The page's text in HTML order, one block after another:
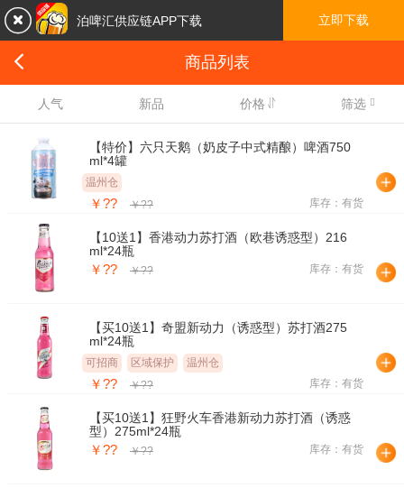
 商品列表
人气 新品 价格 筛选
【特价】六只天鹅（奶皮子中式精酿）啤酒750
ml*4罐
温州仓
￥?? ￥?? 库存：有货
【10送1】香港动力苏打酒（欧巷诱惑型）216
ml*24瓶
￥?? ￥?? 库存：有货
【买10送1】奇盟新动力（诱惑型）苏打酒275
ml*24瓶
可招商 区域保护 温州仓
￥?? ￥?? 库存：有货
【买10送1】狂野火车香港新动力苏打酒（诱惑
型）275ml*24瓶
￥?? ￥?? 库存：有货
 泊啤汇供应链APP下载 立即下载